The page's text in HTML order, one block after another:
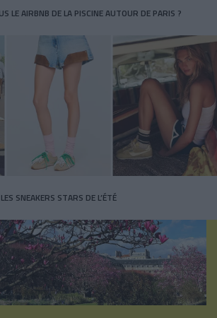
LE AIRBNB DE LA PISCINE AUTOUR DE PARIS ?
LES SNEAKERS STARS DE L’ÉTÉ